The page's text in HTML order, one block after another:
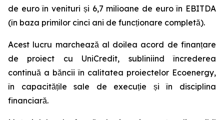
de euro în venituri și 6,7 milioane de euro în EBITDA
(în baza primilor cinci ani de funcționare completă).
Acest lucru marchează al doilea acord de finanțare
de proiect cu UniCredit, subliniind încrederea
continuă a băncii în calitatea proiectelor Ecoenergy,
în capacitățile sale de execuție și în disciplina
financiară.